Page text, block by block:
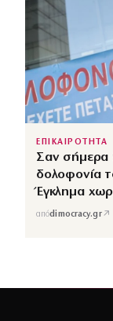
ΕΠΙΚΑΙΡΟΤΗΤΑ
Σαν σήμερα
δολοφονία
Έγκλημα
απόdimocracy.gr↗